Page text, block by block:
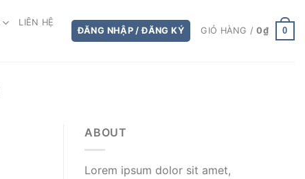
LIÊN HỆ
ĐĂNG NHẬP / ĐĂNG KÝ GIỎ HÀNG /0₫ 0
ABOUT
Lorem ipsum dolor sit amet,